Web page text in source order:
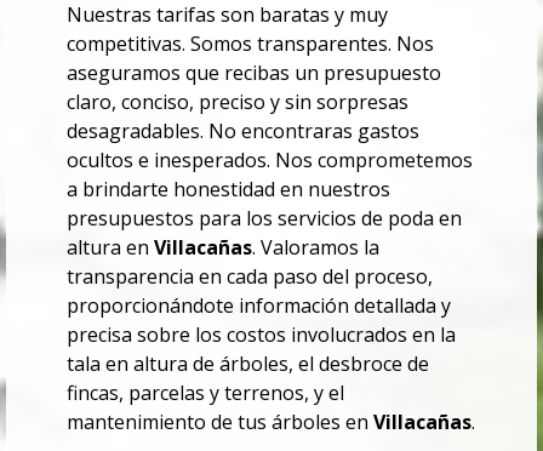
Nuestras tarifas son baratas y muy
competitivas. Somos transparentes. Nos
aseguramos que recibas un presupuesto
claro, conciso, preciso y sin sorpresas
desagradables. No encontraras gastos
ocultos e inesperados. Nos comprometemos
a brindarte honestidad en nuestros
presupuestos para los servicios de poda en
altura en Villacañas. Valoramos la
transparencia en cada paso del proceso,
proporcionándote información detallada y
precisa sobre los costos involucrados en la
tala en altura de árboles, el desbroce de
fincas, parcelas y terrenos, y el
mantenimiento de tus árboles en Villacañas.